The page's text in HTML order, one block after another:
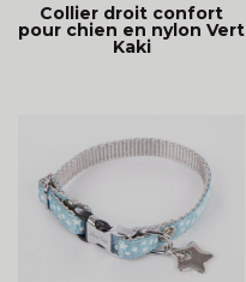
Collier droit confort
pour chien en nylon Vert
Kaki